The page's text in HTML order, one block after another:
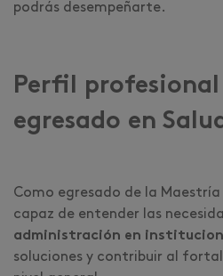
podrás desempeñarte.
Perfil profesional
egresado en
Como egresado de la Maestría
capaz de entender las
administración en
soluciones y contribuir al